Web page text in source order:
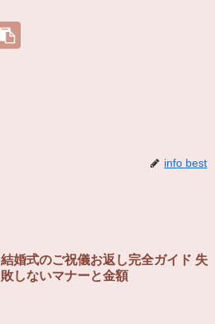
info best
結婚式のご祝儀お返し完全ガイド 失
敗しないマナーと金額